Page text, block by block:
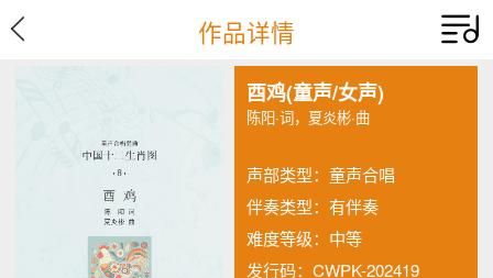
作品详情
酉鸡(童声/女声)
陈阳·词，夏炎彬·曲
声部类型：童声合唱
伴奏类型：有伴奏
难度等级：中等
发行码：CWPK-202419